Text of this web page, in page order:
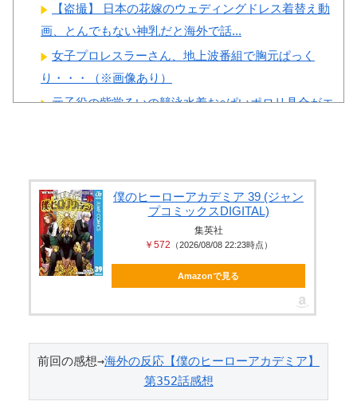
【盗撮】 日本の花嫁のウェディングドレス着替え動
画、とんでもない神乳だと海外で話...
女子プロレスラーさん、地上波番組で胸元ぱっく
り・・・（※画像あり）
元子役の紫堂るいの競泳水着お○ぱいポロリ具合がエ
【速報】 熊本県知事「報道に強い不満・苦情が寄せ
られている」→TBSの報道特集が...
僕のヒーローアカデミア 39 (ジャン
プコミックスDIGITAL)
集英社
￥572 （2026/08/08 22:23時点）
Amazonで見る
前回の感想→海外の反応【僕のヒーローアカデミア】
第352話感想